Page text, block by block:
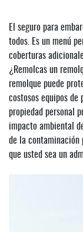
El seguro para
todos. Es un menú
coberturas
¿Remolcas un
remolque puede
costosos equipos de
propiedad personal
impacto ambiental
de la contaminación
que usted sea un